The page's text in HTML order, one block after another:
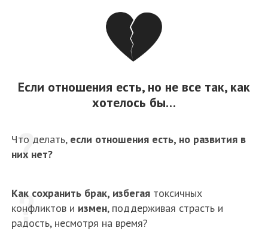
Если отношения есть, но не все так, как
хотелось бы…
Что делать, если отношения есть, но развития в
них нет?
Как сохранить брак, избегаятоксичных
конфликтов и измен, поддерживая страсть и
радость, несмотря на время?